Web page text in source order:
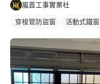
嵐首工事實業社
穿梭管防盜窗
活動式鐵窗
鋁門窗
鋁窗